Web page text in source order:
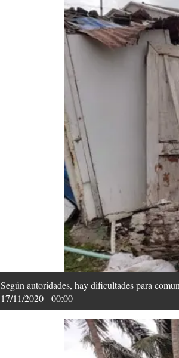
Según autoridades, hay dificultades para
17/11/2020 - 00:00